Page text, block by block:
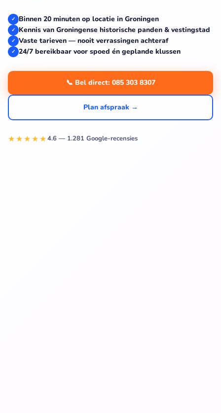
✓ Binnen 20 minuten op locatie in Groningen
✓ Kennis van Groningense historische panden & vestingstad
✓ Vaste tarieven — nooit verrassingen achteraf
✓ 24/7 bereikbaar voor spoed én geplande klussen
📞 Bel direct: 085 303 8307
Plan afspraak →
★★★★★4.6 — 1.281 Google-recensies